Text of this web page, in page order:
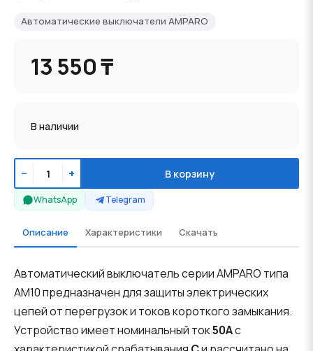
Автоматические выключатели AMPARO
13 550 ₸
В наличии
− + В корзину
WhatsApp Telegram
Описание Характеристики Скачать
Автоматический выключатель серии AMPARO типа
AM10 предназначен для защиты электрических
цепей от перегрузок и токов короткого замыкания.
Устройство имеет номинальный ток50Ас